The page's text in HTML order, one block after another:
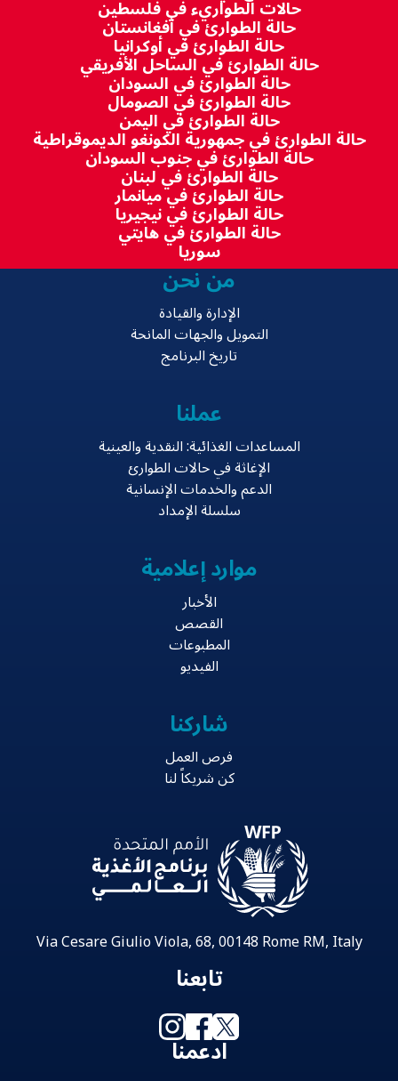
حالات الطواريء في فلسطين
حالة الطوارئ في أفغانستان
حالة الطوارئ في أوكرانيا
حالة الطوارئ في الساحل الأفريقي
حالة الطوارئ في السودان
حالة الطوارئ في الصومال
حالة الطوارئ في اليمن
حالة الطوارئ في جمهورية الكونغو الديموقراطية
حالة الطوارئ في جنوب السودان
حالة الطوارئ في لبنان
حالة الطوارئ في ميانمار
حالة الطوارئ في نيجيريا
حالة الطوارئ في هايتي
سوريا
من نحن
الإدارة والقيادة
التمويل والجهات المانحة
تاريخ البرنامج
عملنا
المساعدات الغذائية: النقدية والعينية
الإغاثة في حالات الطوارئ
الدعم والخدمات الإنسانية
سلسلة الإمداد
موارد إعلامية
الأخبار
القصص
المطبوعات
الفيديو
شاركنا
فرص العمل
كن شريكاً لنا
Via Cesare Giulio Viola, 68, 00148 Rome RM, Italy
تابعنا
ادعمنا